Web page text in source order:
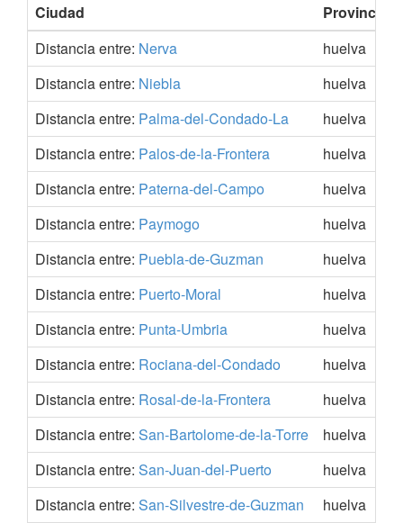
Ciudad Provincia
Distancia entre: Nerva huelva
Distancia entre: Niebla huelva
Distancia entre: Palma-del-Condado-La huelva
Distancia entre: Palos-de-la-Frontera huelva
Distancia entre: Paterna-del-Campo huelva
Distancia entre: Paymogo huelva
Distancia entre: Puebla-de-Guzman huelva
Distancia entre: Puerto-Moral huelva
Distancia entre: Punta-Umbria huelva
Distancia entre: Rociana-del-Condado huelva
Distancia entre: Rosal-de-la-Frontera huelva
Distancia entre: San-Bartolome-de-la-Torre huelva
Distancia entre: San-Juan-del-Puerto huelva
Distancia entre: San-Silvestre-de-Guzman huelva